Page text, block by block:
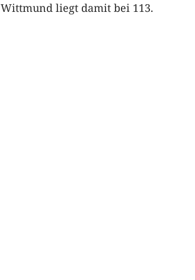
Wittmund liegt damit bei 113.